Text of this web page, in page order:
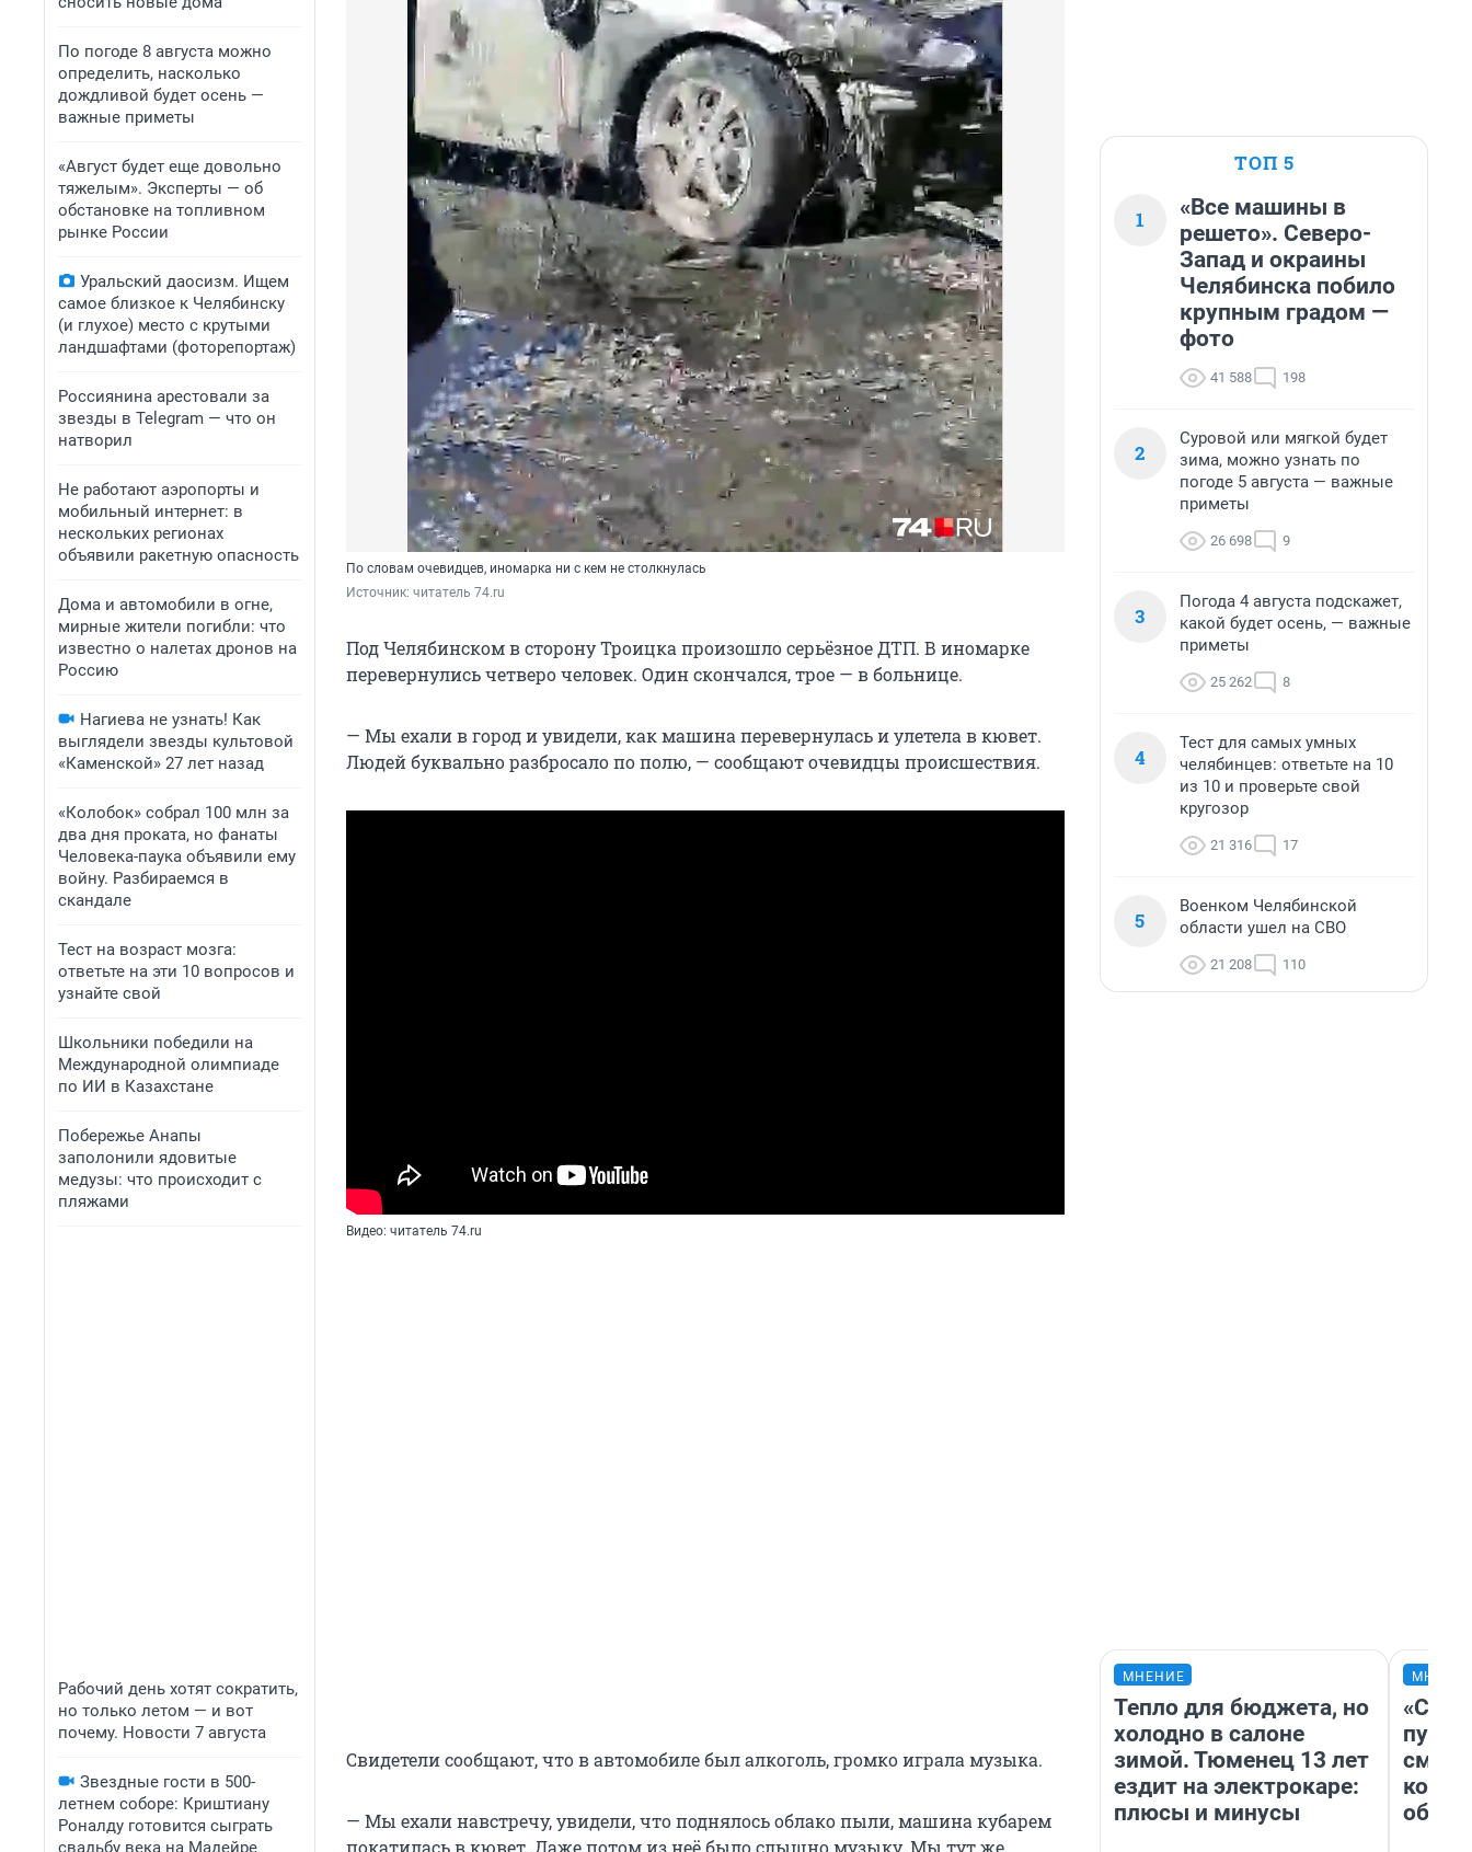
По погоде 8 августа можно
определить, насколько
дождливой будет осень —
важные приметы
«Август будет еще довольно
тяжелым». Эксперты — об
обстановке на топливном
рынке России
Уральский даосизм. Ищем
самое близкое к Челябинску
(и глухое) место с крутыми
ландшафтами (фоторепортаж)
Россиянина арестовали за
звезды в Telegram — что он
натворил
Не работают аэропорты и
мобильный интернет: в
нескольких регионах
объявили ракетную опасность
Дома и автомобили в огне,
мирные жители погибли: что
известно о налетах дронов на
Россию
Нагиева не узнать! Как
выглядели звезды культовой
«Каменской» 27 лет назад
«Колобок» собрал 100 млн за
два дня проката, но фанаты
Человека-паука объявили ему
войну. Разбираемся в
скандале
Тест на возраст мозга:
ответьте на эти 10 вопросов и
узнайте свой
Школьники победили на
Международной олимпиаде
по ИИ в Казахстане
Побережье Анапы
заполонили ядовитые
медузы: что происходит с
пляжами
Рабочий день хотят сократить,
но только летом — и вот
почему. Новости 7 августа
Звездные гости в 500-
летнем соборе: Криштиану
Роналду готовится сыграть
свадьбу века на Мадейре
По словам очевидцев, иномарка ни с кем не столкнулась
Источник: читатель 74.ru
Под Челябинском в сторону Троицка произошло серьёзное ДТП. В иномарке
перевернулись четверо человек. Один скончался, трое — в больнице.
— Мы ехали в город и увидели, как машина перевернулась и улетела в кювет.
Людей буквально разбросало по полю, — сообщают очевидцы происшествия.
Видео: читатель 74.ru
Свидетели сообщают, что в автомобиле был алкоголь, громко играла музыка.
— Мы ехали навстречу, увидели, что поднялось облако пыли, машина кубарем
покатилась в кювет. Даже потом из неё было слышно музыку. Мы тут же
ТОП 5
1
«Все машины в
решето». Северо-
Запад и окраины
Челябинска побило
крупным градом —
фото
41 588 198
2
Суровой или мягкой будет
зима, можно узнать по
погоде 5 августа — важные
приметы
26 698 9
3
Погода 4 августа подскажет,
какой будет осень, — важные
приметы
25 262 8
4
Тест для самых умных
челябинцев: ответьте на 10
из 10 и проверьте свой
кругозор
21 316 17
5
Военком Челябинской
области ушел на СВО
21 208 110
МНЕНИЕ
Тепло для бюджета, но
холодно в салоне
зимой. Тюменец 13 лет
ездит на электрокаре:
плюсы и минусы